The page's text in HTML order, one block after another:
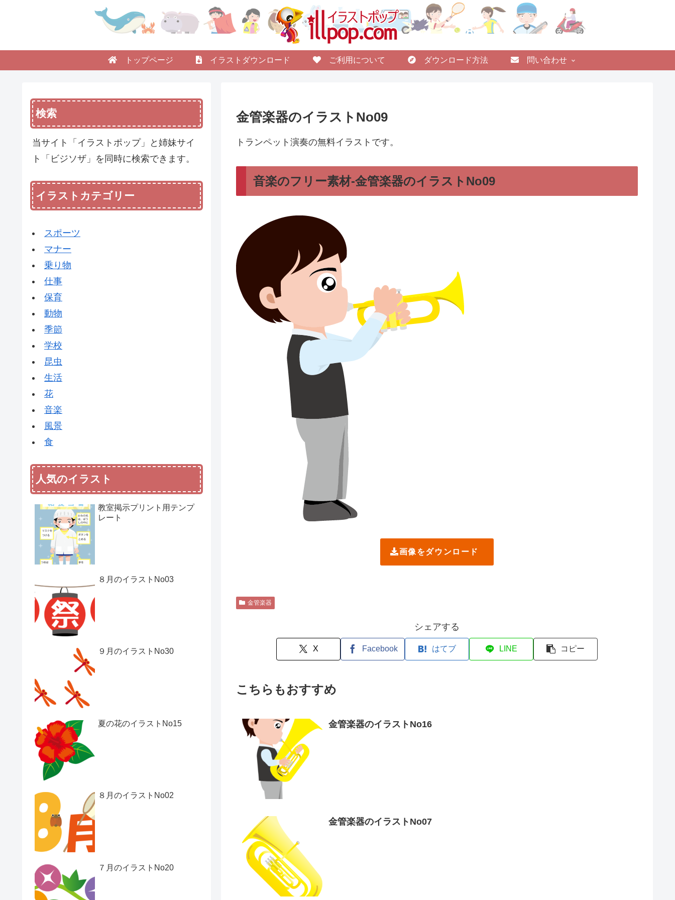
トップページ イラストダウンロード ご利用について ダウンロード方法 問い合わせ
金管楽器のイラストNo09
トランペット演奏の無料イラストです。
音楽のフリー素材-金管楽器のイラストNo09
画像をダウンロード
金管楽器
シェアする
X Facebook はてブ LINE コピー
こちらもおすすめ
金管楽器のイラストNo16
金管楽器のイラストNo07
検索
当サイト「イラストポップ」と姉妹サイ
ト「ビジソザ」を同時に検索できます。
イラストカテゴリー
スポーツ
マナー
乗り物
仕事
保育
動物
季節
学校
昆虫
生活
花
音楽
風景
食
人気のイラスト
教室掲示プリント用テンプ
レート
８月のイラストNo03
９月のイラストNo30
夏の花のイラストNo15
８月のイラストNo02
７月のイラストNo20